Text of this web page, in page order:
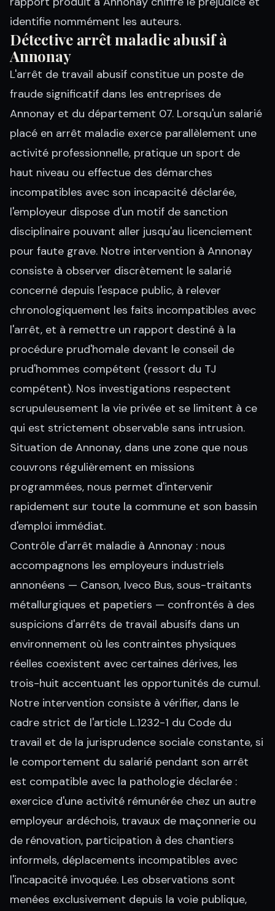
identifie nommément les auteurs.
Détective arrêt maladie abusif à
Annonay
L'arrêt de travail abusif constitue un poste de
fraude significatif dans les entreprises de
Annonay et du département 07. Lorsqu'un salarié
placé en arrêt maladie exerce parallèlement une
activité professionnelle, pratique un sport de
haut niveau ou effectue des démarches
incompatibles avec son incapacité déclarée,
l'employeur dispose d'un motif de sanction
disciplinaire pouvant aller jusqu'au licenciement
pour faute grave. Notre intervention à Annonay
consiste à observer discrètement le salarié
concerné depuis l'espace public, à relever
chronologiquement les faits incompatibles avec
l'arrêt, et à remettre un rapport destiné à la
procédure prud'homale devant le conseil de
prud'hommes compétent (ressort du TJ
compétent). Nos investigations respectent
scrupuleusement la vie privée et se limitent à ce
qui est strictement observable sans intrusion.
Situation de Annonay, dans une zone que nous
couvrons régulièrement en missions
programmées, nous permet d'intervenir
rapidement sur toute la commune et son bassin
d'emploi immédiat.
Contrôle d'arrêt maladie à Annonay : nous
accompagnons les employeurs industriels
annonéens — Canson, Iveco Bus, sous-traitants
métallurgiques et papetiers — confrontés à des
suspicions d'arrêts de travail abusifs dans un
environnement où les contraintes physiques
réelles coexistent avec certaines dérives, les
trois-huit accentuant les opportunités de cumul.
Notre intervention consiste à vérifier, dans le
cadre strict de l'article L.1232-1 du Code du
travail et de la jurisprudence sociale constante, si
le comportement du salarié pendant son arrêt
est compatible avec la pathologie déclarée :
exercice d'une activité rémunérée chez un autre
employeur ardéchois, travaux de maçonnerie ou
de rénovation, participation à des chantiers
informels, déplacements incompatibles avec
l'incapacité invoquée. Les observations sont
menées exclusivement depuis la voie publique,